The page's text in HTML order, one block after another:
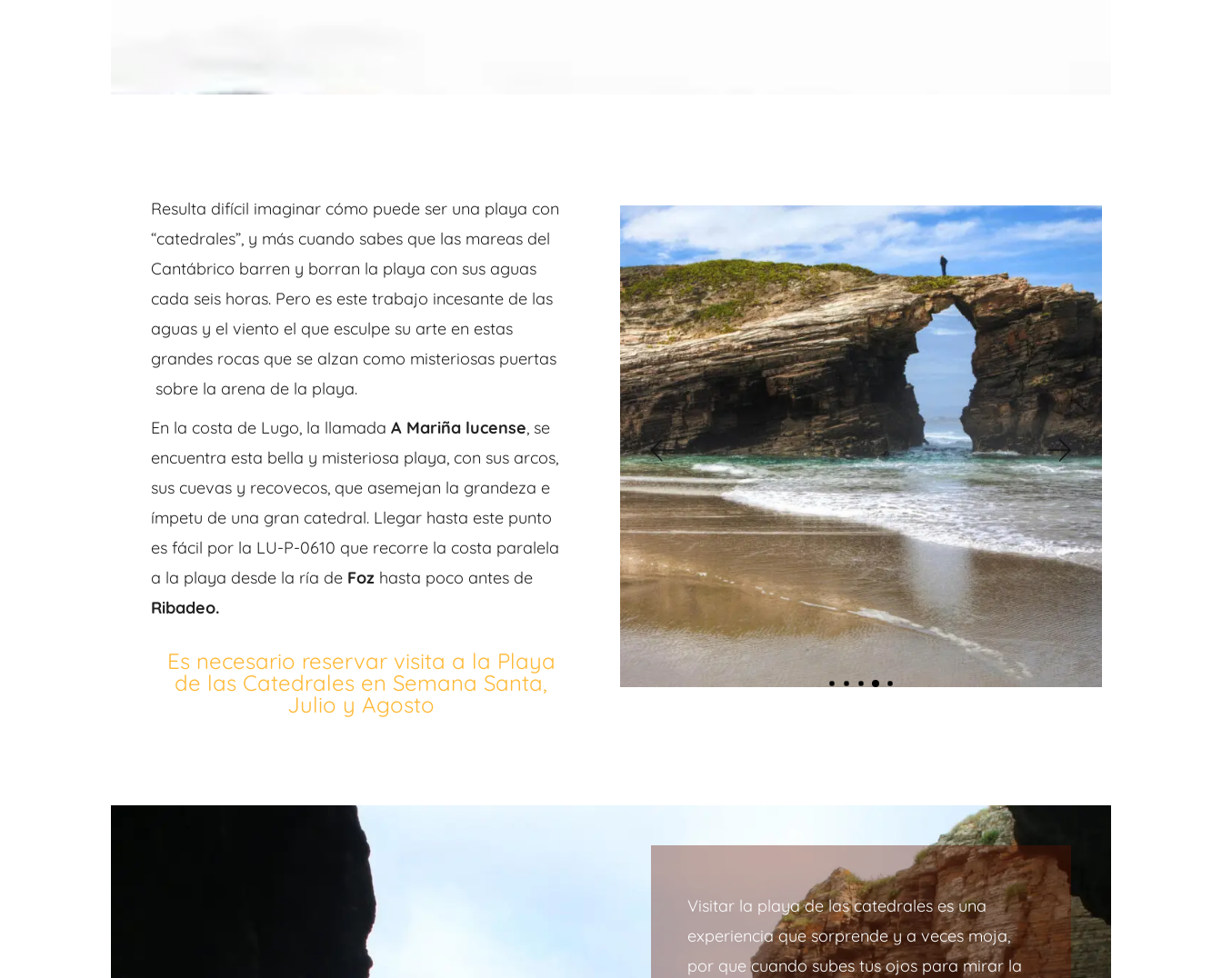
Resulta difícil imaginar cómo puede ser una playa con
“catedrales”, y más cuando sabes que las mareas del
Cantábrico barren y borran la playa con sus aguas
cada seis horas. Pero es este trabajo incesante de las
aguas y el viento el que esculpe su arte en estas
grandes rocas que se alzan como misteriosas puertas
sobre la arena de la playa.
En la costa de Lugo, la llamada A Mariña lucense, se
encuentra esta bella y misteriosa playa, con sus arcos,
sus cuevas y recovecos, que asemejan la grandeza e
ímpetu de una gran catedral. Llegar hasta este punto
es fácil por la LU-P-0610 que recorre la costa paralela
a la playa desde la ría de Foz hasta poco antes de
Ribadeo.
Es necesario reservar visita a la Playa
de las Catedrales en Semana Santa,
Julio y Agosto
Visitar la playa de las catedrales es una
experiencia que sorprende y a veces moja,
por que cuando subes tus ojos para mirar la